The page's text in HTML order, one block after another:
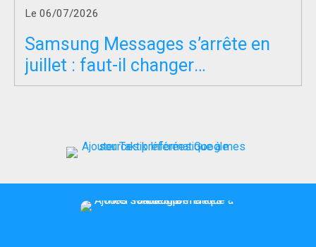
Le 06/07/2026
Samsung Messages s’arrête en
juillet : faut-il changer
d’application SMS ?